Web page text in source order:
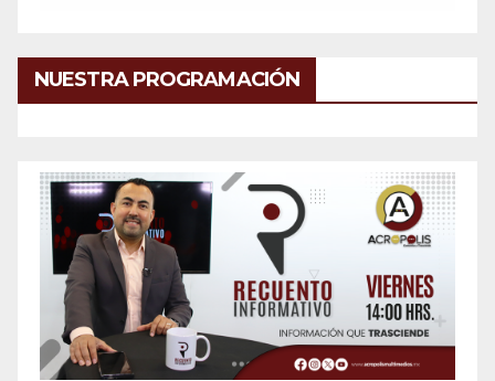
NUESTRA PROGRAMACIÓN